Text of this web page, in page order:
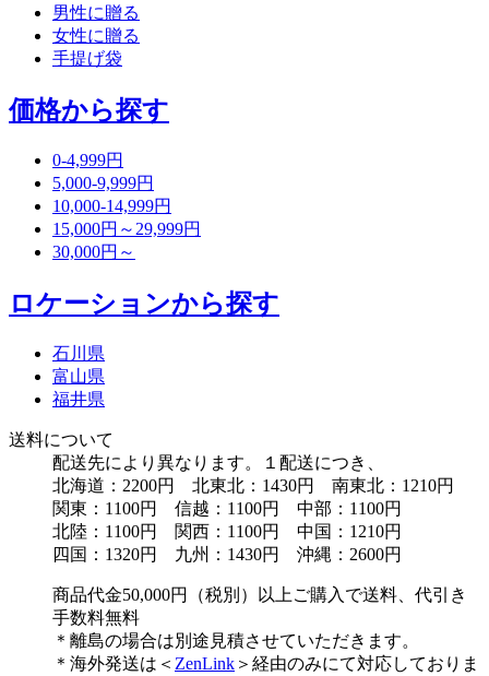
男性に贈る
女性に贈る
手提げ袋
価格から探す
0-4,999円
5,000-9,999円
10,000-14,999円
15,000円～29,999円
30,000円～
ロケーションから探す
石川県
富山県
福井県
送料について
配送先により異なります。１配送につき、
北海道：2200円 北東北：1430円 南東北：1210円
関東：1100円 信越：1100円 中部：1100円
北陸：1100円 関西：1100円 中国：1210円
四国：1320円 九州：1430円 沖縄：2600円
商品代金50,000円（税別）以上ご購入で送料、代引き
手数料無料
＊離島の場合は別途見積させていただきます。
＊海外発送は＜ ZenLink ＞経由のみにて対応しておりま